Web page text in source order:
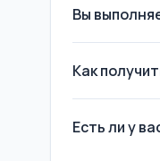
Вы
Как
Есть ли у